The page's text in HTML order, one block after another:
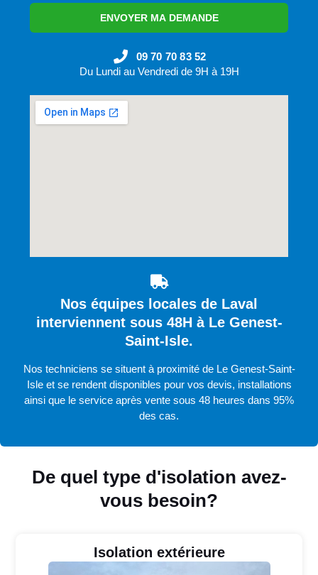
De quel type d'isolation avez-
vous besoin?
Isolation extérieure
ENVOYER MA DEMANDE
09 70 70 83 52
Du Lundi au Vendredi de 9H à 19H
Nos équipes locales de Laval
interviennent sous 48H à Le Genest-
Saint-Isle.
Nos techniciens se situent à proximité de Le Genest-Saint-
Isle et se rendent disponibles pour vos devis, installations
ainsi que le service après vente sous 48 heures dans 95%
des cas.